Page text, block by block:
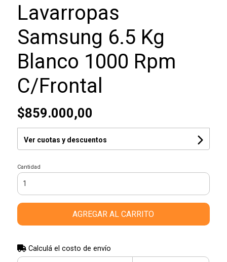
Lavarropas
Samsung 6.5 Kg
Blanco 1000 Rpm
C/Frontal
$859.000,00
Ver cuotas y descuentos
Cantidad
AGREGAR AL CARRITO
Calculá el costo de envío